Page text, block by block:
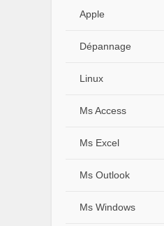
Apple
Dépannage
Linux
Ms Access
Ms Excel
Ms Outlook
Ms Windows